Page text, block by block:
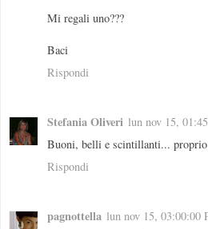
Mi regali uno???
Baci
Rispondi
Stefania Oliveri lun nov 15,
Buoni, belli e scintillanti... proprio
Rispondi
pagnottella lun nov 15, 03:00:00